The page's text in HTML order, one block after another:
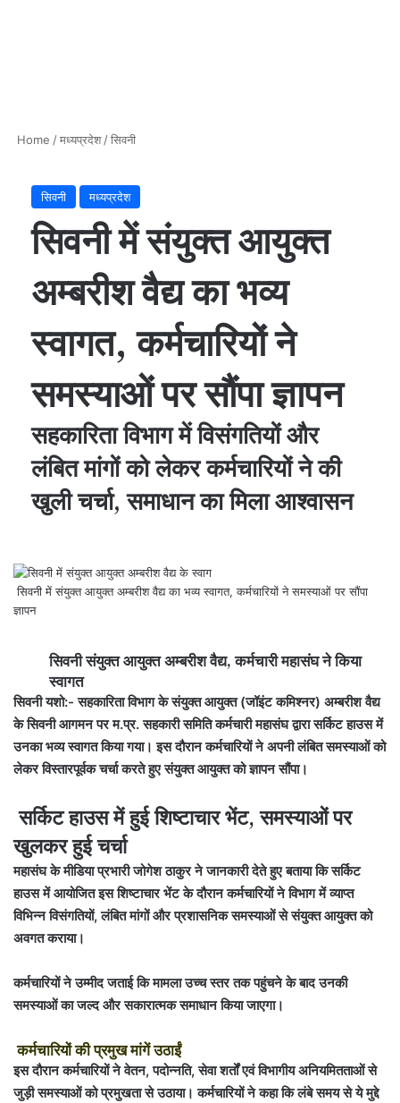
Home /मध्यप्रदेश /सिवनी
सिवनी मध्यप्रदेश
सिवनी में संयुक्त आयुक्त
अम्बरीश वैद्य का भव्य
स्वागत, कर्मचारियों ने
समस्याओं पर सौंपा ज्ञापन
सहकारिता विभाग में विसंगतियों और
लंबित मांगों को लेकर कर्मचारियों ने की
खुली चर्चा, समाधान का मिला आश्वासन
सिवनी में संयुक्त आयुक्त अम्बरीश वैद्य का भव्य स्वागत, कर्मचारियों ने समस्याओं पर सौंपा
ज्ञापन
सिवनी संयुक्त आयुक्त अम्बरीश वैद्य, कर्मचारी महासंघ ने किया
स्वागत
सिवनी यशो:-सहकारिता विभागके संयुक्त आयुक्त (जॉइंट कमिश्नर) अम्बरीश वैद्य
के सिवनी आगमन पर म.प्र. सहकारी समिति कर्मचारीमहासंघद्वारा सर्किट हाउस में
उनका भव्य स्वागत किया गया। इस दौरान कर्मचारियों ने अपनी लंबित समस्याओं को
लेकर विस्तारपूर्वक चर्चा करते हुए संयुक्त आयुक्त को ज्ञापन सौंपा।
सर्किट हाउस में हुई शिष्टाचार भेंट, समस्याओं पर
खुलकर हुई चर्चा
महासंघ के मीडिया प्रभारी जोगेश ठाकुर ने जानकारी देते हुए बताया किसर्किट
हाउसमें आयोजित इस शिष्टाचार भेंट के दौरान कर्मचारियों ने विभाग में व्याप्त
विभिन्न विसंगतियों, लंबित मांगों और प्रशासनिक समस्याओं से संयुक्त आयुक्त को
अवगत कराया।
कर्मचारियों ने उम्मीद जताई कि मामला उच्च स्तर तक पहुंचने के बाद उनकी
समस्याओं का जल्द और सकारात्मक समाधान किया जाएगा।
कर्मचारियों की प्रमुख मांगें उठाईं
इस दौरान कर्मचारियों ने वेतन, पदोन्नति, सेवा शर्तों एवं विभागीय अनियमितताओं से
जुड़ी समस्याओं को प्रमुखता से उठाया। कर्मचारियों ने कहा कि लंबे समय से ये मुद्दे